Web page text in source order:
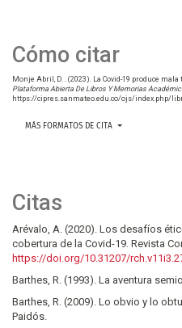
Cómo citar
Monje Abril, D. . (2023). La Covid-19 produce
Plataforma Abierta De Libros Y Memorias
https://cipres.sanmateo.edu.co/ojs/index.php/
MÁS FORMATOS DE CITA
Citas
Arévalo, A. (2020). Los desafíos
cobertura de la Covid-19. Revista
https://doi.org/10.31207/
Barthes, R. (1993). La aventura
Barthes, R. (2009). Lo obvio y lo
Paidós.